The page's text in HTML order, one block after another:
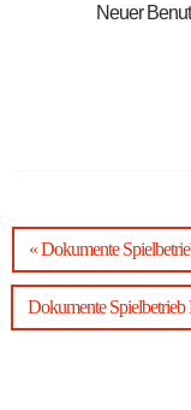
Neuer
« Dokumente
Dokumente